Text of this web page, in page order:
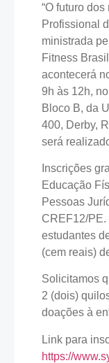
“O futuro
Profissional
ministrada
Fitness
acontecerá
9h às 12h,
Bloco B, da
400, Derby,
será
Inscrições
Educação
Pessoas
CREF12/PE.
estudantes
(cem reais)
Solicitamos
2 (dois)
doações à
Link para
https://